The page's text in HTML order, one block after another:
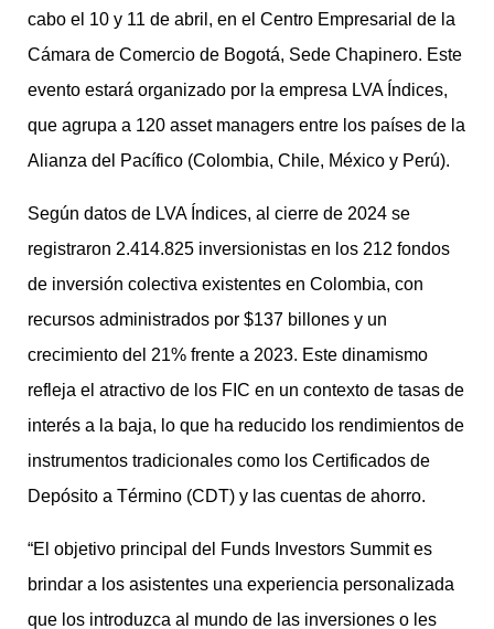
cabo el 10 y 11 de abril, en el Centro Empresarial de la
Cámara de Comercio de Bogotá, Sede Chapinero. Este
evento estará organizado por la empresa LVA Índices,
que agrupa a 120 asset managers entre los países de la
Alianza del Pacífico (Colombia, Chile, México y Perú).
Según datos de LVA Índices, al cierre de 2024 se
registraron 2.414.825 inversionistas en los 212 fondos
de inversión colectiva existentes en Colombia, con
recursos administrados por $137 billones y un
crecimiento del 21% frente a 2023. Este dinamismo
refleja el atractivo de los FIC en un contexto de tasas de
interés a la baja, lo que ha reducido los rendimientos de
instrumentos tradicionales como los Certificados de
Depósito a Término (CDT) y las cuentas de ahorro.
“El objetivo principal del Funds Investors Summit es
brindar a los asistentes una experiencia personalizada
que los introduzca al mundo de las inversiones o les